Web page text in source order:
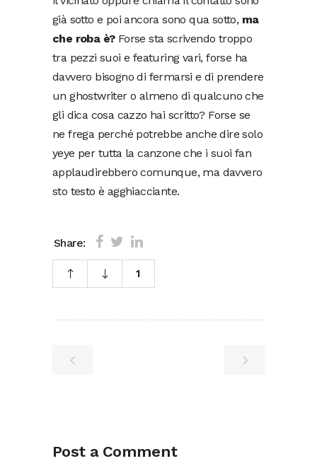
già sotto e poi ancora sono qua sotto, ma
che roba è?Forse sta scrivendo troppo
tra pezzi suoi e featuring vari, forse ha
davvero bisogno di fermarsi e di prendere
un ghostwriter o almeno di qualcuno che
gli dica cosa cazzo hai scritto? Forse se
ne frega perché potrebbe anche dire solo
yeye per tutta la canzone che i suoi fan
applaudirebbero comunque, ma davvero
sto testo è agghiacciante.
Share:
1
Post a Comment